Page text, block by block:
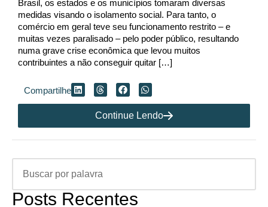
Brasil, os estados e os municípios tomaram diversas
medidas visando o isolamento social. Para tanto, o
comércio em geral teve seu funcionamento restrito – e
muitas vezes paralisado – pelo poder público, resultando
numa grave crise econômica que levou muitos
contribuintes a não conseguir quitar […]
Compartilhe
Continue Lendo
Posts Recentes